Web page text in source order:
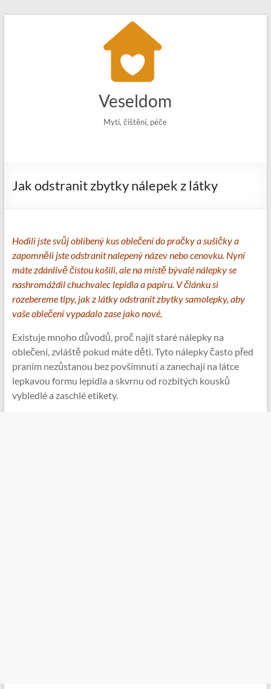
Veseldom
Mytí, čištění, péče
Jak odstranit zbytky nálepek z látky
Hodili jste svůj oblíbený kus oblečení do pračky a sušičky a
zapomněli jste odstranit nalepený název nebo cenovku. Nyní
máte zdánlivě čistou košili, ale na místě bývalé nálepky se
nashromáždil chuchvalec lepidla a papíru. V článku si
rozebereme tipy, jak z látky odstranit zbytky samolepky, aby
vaše oblečení vypadalo zase jako nové.
Existuje mnoho důvodů, proč najít staré nálepky na
oblečení, zvláště pokud máte děti. Tyto nálepky často před
praním nezůstanou bez povšimnutí a zanechají na látce
lepkavou formu lepidla a skvrnu od rozbitých kousků
vybledlé a zaschlé etikety.